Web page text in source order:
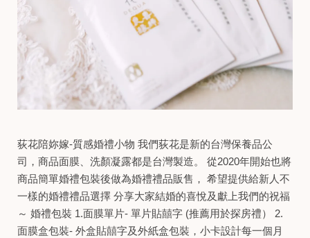
荻花陪妳嫁-質感婚禮小物 我們荻花是新的台灣保養品公
司，商品面膜、洗顏凝露都是台灣製造。 從2020年開始也將
商品簡單婚禮包裝後做為婚禮禮品販售， 希望提供給新人不
一樣的婚禮禮品選擇 分享大家結婚的喜悅及獻上我們的祝福
～ 婚禮包裝 1.面膜單片- 單片貼囍字 (推薦用於探房禮） 2.
面膜盒包裝- 外盒貼囍字及外紙盒包裝，小卡設計每一個月